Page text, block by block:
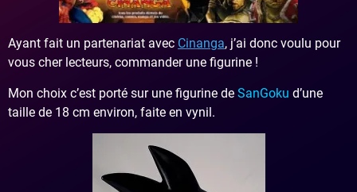
Ayant fait un partenariat avec Cinanga, j’ai donc voulu pour
vous cher lecteurs, commander une figurine !
Mon choix c’est porté sur une figurine de SanGoku d’une
taille de 18 cm environ, faite en vynil.